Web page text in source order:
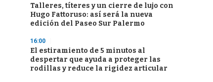
Talleres, títeres y un cierre de lujo con
Hugo Fattoruso: así será la nueva
edición del Paseo Sur Palermo
16:00
El estiramiento de 5 minutos al
despertar que ayuda a proteger las
rodillas y reduce la rigidez articular